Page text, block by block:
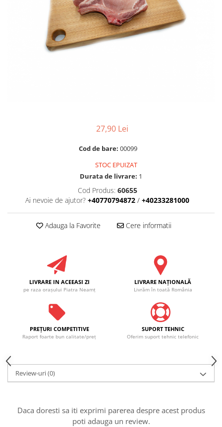
27,90 Lei
Cod de bare: 00099
STOC EPUIZAT
Durata de livrare: 1
Cod Produs: 60655
Ai nevoie de ajutor? +40770794872 / +40233281000
Adauga la Favorite Cere informatii
LIVRARE IN ACEEASI ZI
pe raza oraşului Piatra Neamţ
LIVRARE NAŢIONALĂ
Livrăm în toată România
PREŢURI COMPETITIVE
Raport foarte bun calitate/preţ
SUPORT TEHNIC
Oferim suport tehnic telefonic
Review-uri(0)
Daca doresti sa iti exprimi parerea despre acest produs
poti adauga un review.